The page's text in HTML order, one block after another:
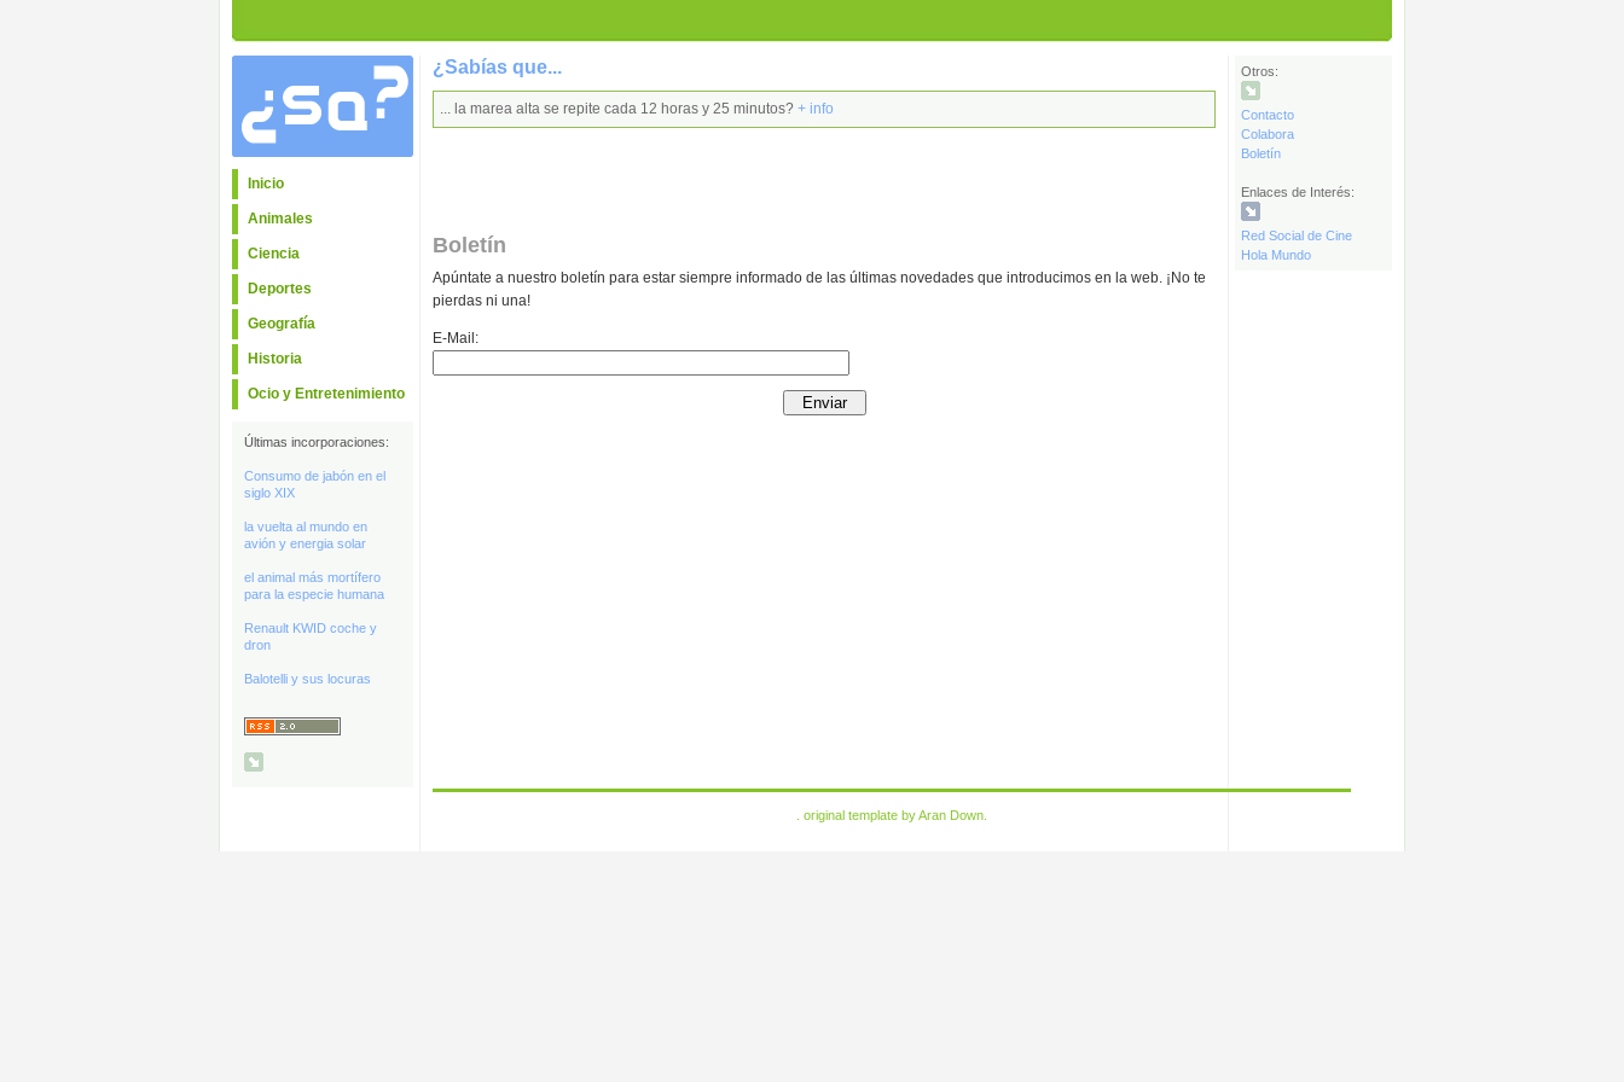
Otros:
Contacto
Colabora
Boletín
Enlaces de Interés:
Red Social de Cine
Hola Mundo
Inicio
Animales
Ciencia
Deportes
Geografía
Historia
Ocio y Entretenimiento
Últimas incorporaciones:
Consumo de jabón en el
siglo XIX
la vuelta al mundo en
avión y energia solar
el animal más mortífero
para la especie humana
Renault KWID coche y
dron
Balotelli y sus locuras
¿Sabías que...
... la marea alta se repite cada 12 horas y 25 minutos? + info
Boletín
Apúntate a nuestro boletín para estar siempre informado de las últimas novedades que introducimos en la web. ¡No te
pierdas ni una!
E-Mail:
. original template byAran Down